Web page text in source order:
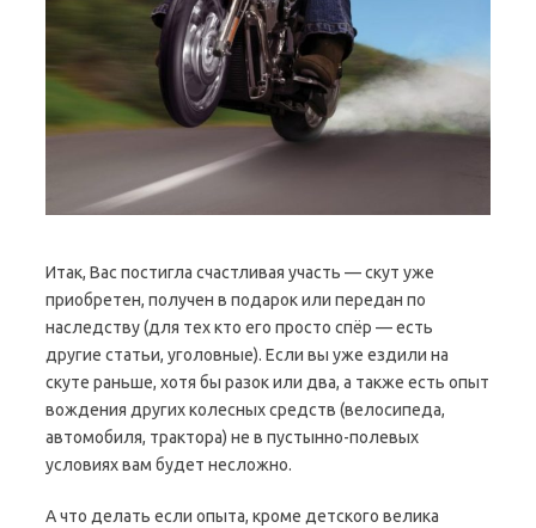
Итак, Вас постигла счастливая участь — скут уже
приобретен, получен в подарок или передан по
наследству (для тех кто его просто спёр — есть
другие статьи, уголовные). Если вы уже ездили на
скуте раньше, хотя бы разок или два, а также есть опыт
вождения других колесных средств (велосипеда,
автомобиля, трактора) не в пустынно-полевых
условиях вам будет несложно.
А что делать если опыта, кроме детского велика